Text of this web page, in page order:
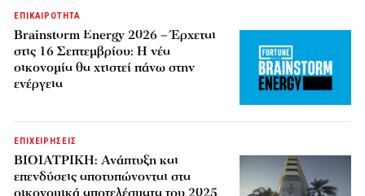
ΕΠΙΚΑΙΡΟΤΗΤΑ
Brainstorm Energy 2026 – Έρχεται
στις 16 Σεπτεμβρίου: Η νέα
οικονομία θα χτιστεί πάνω στην
ενέργεια
ΕΠΙΧΕΙΡΗΣΕΙΣ
ΒΙΟΙΑΤΡΙΚΗ: Ανάπτυξη και
επενδύσεις αποτυπώνονται στα
οικονομικά αποτελέσματα του 2025